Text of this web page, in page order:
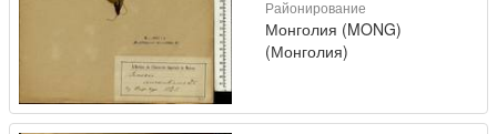
Районирование
Монголия (MONG)
(Монголия)